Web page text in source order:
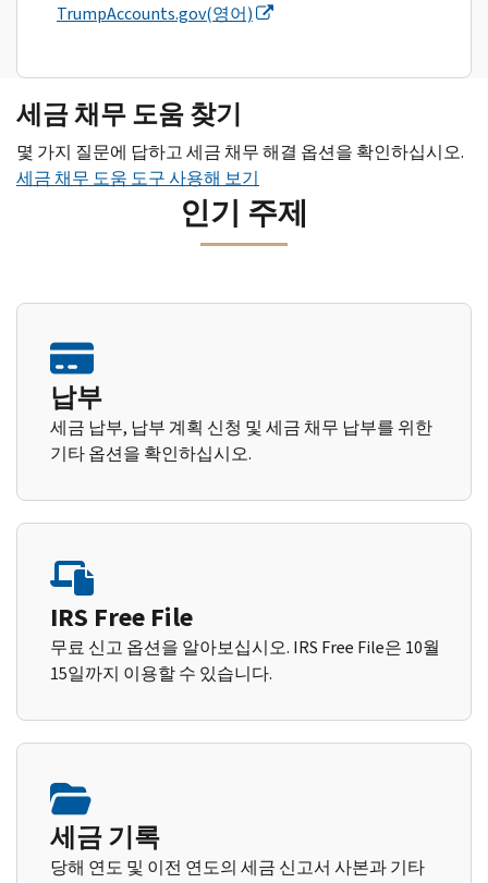
TrumpAccounts.gov(영어)
세금 채무 도움 찾기
몇 가지 질문에 답하고 세금 채무 해결 옵션을 확인하십시오.
세금 채무 도움 도구 사용해 보기
인기 주제
납부
세금 납부, 납부 계획 신청 및 세금 채무 납부를 위한
기타 옵션을 확인하십시오.
IRS Free File
무료 신고 옵션을 알아보십시오. IRS Free File은 10월
15일까지 이용할 수 있습니다.
세금 기록
당해 연도 및 이전 연도의 세금 신고서 사본과 기타